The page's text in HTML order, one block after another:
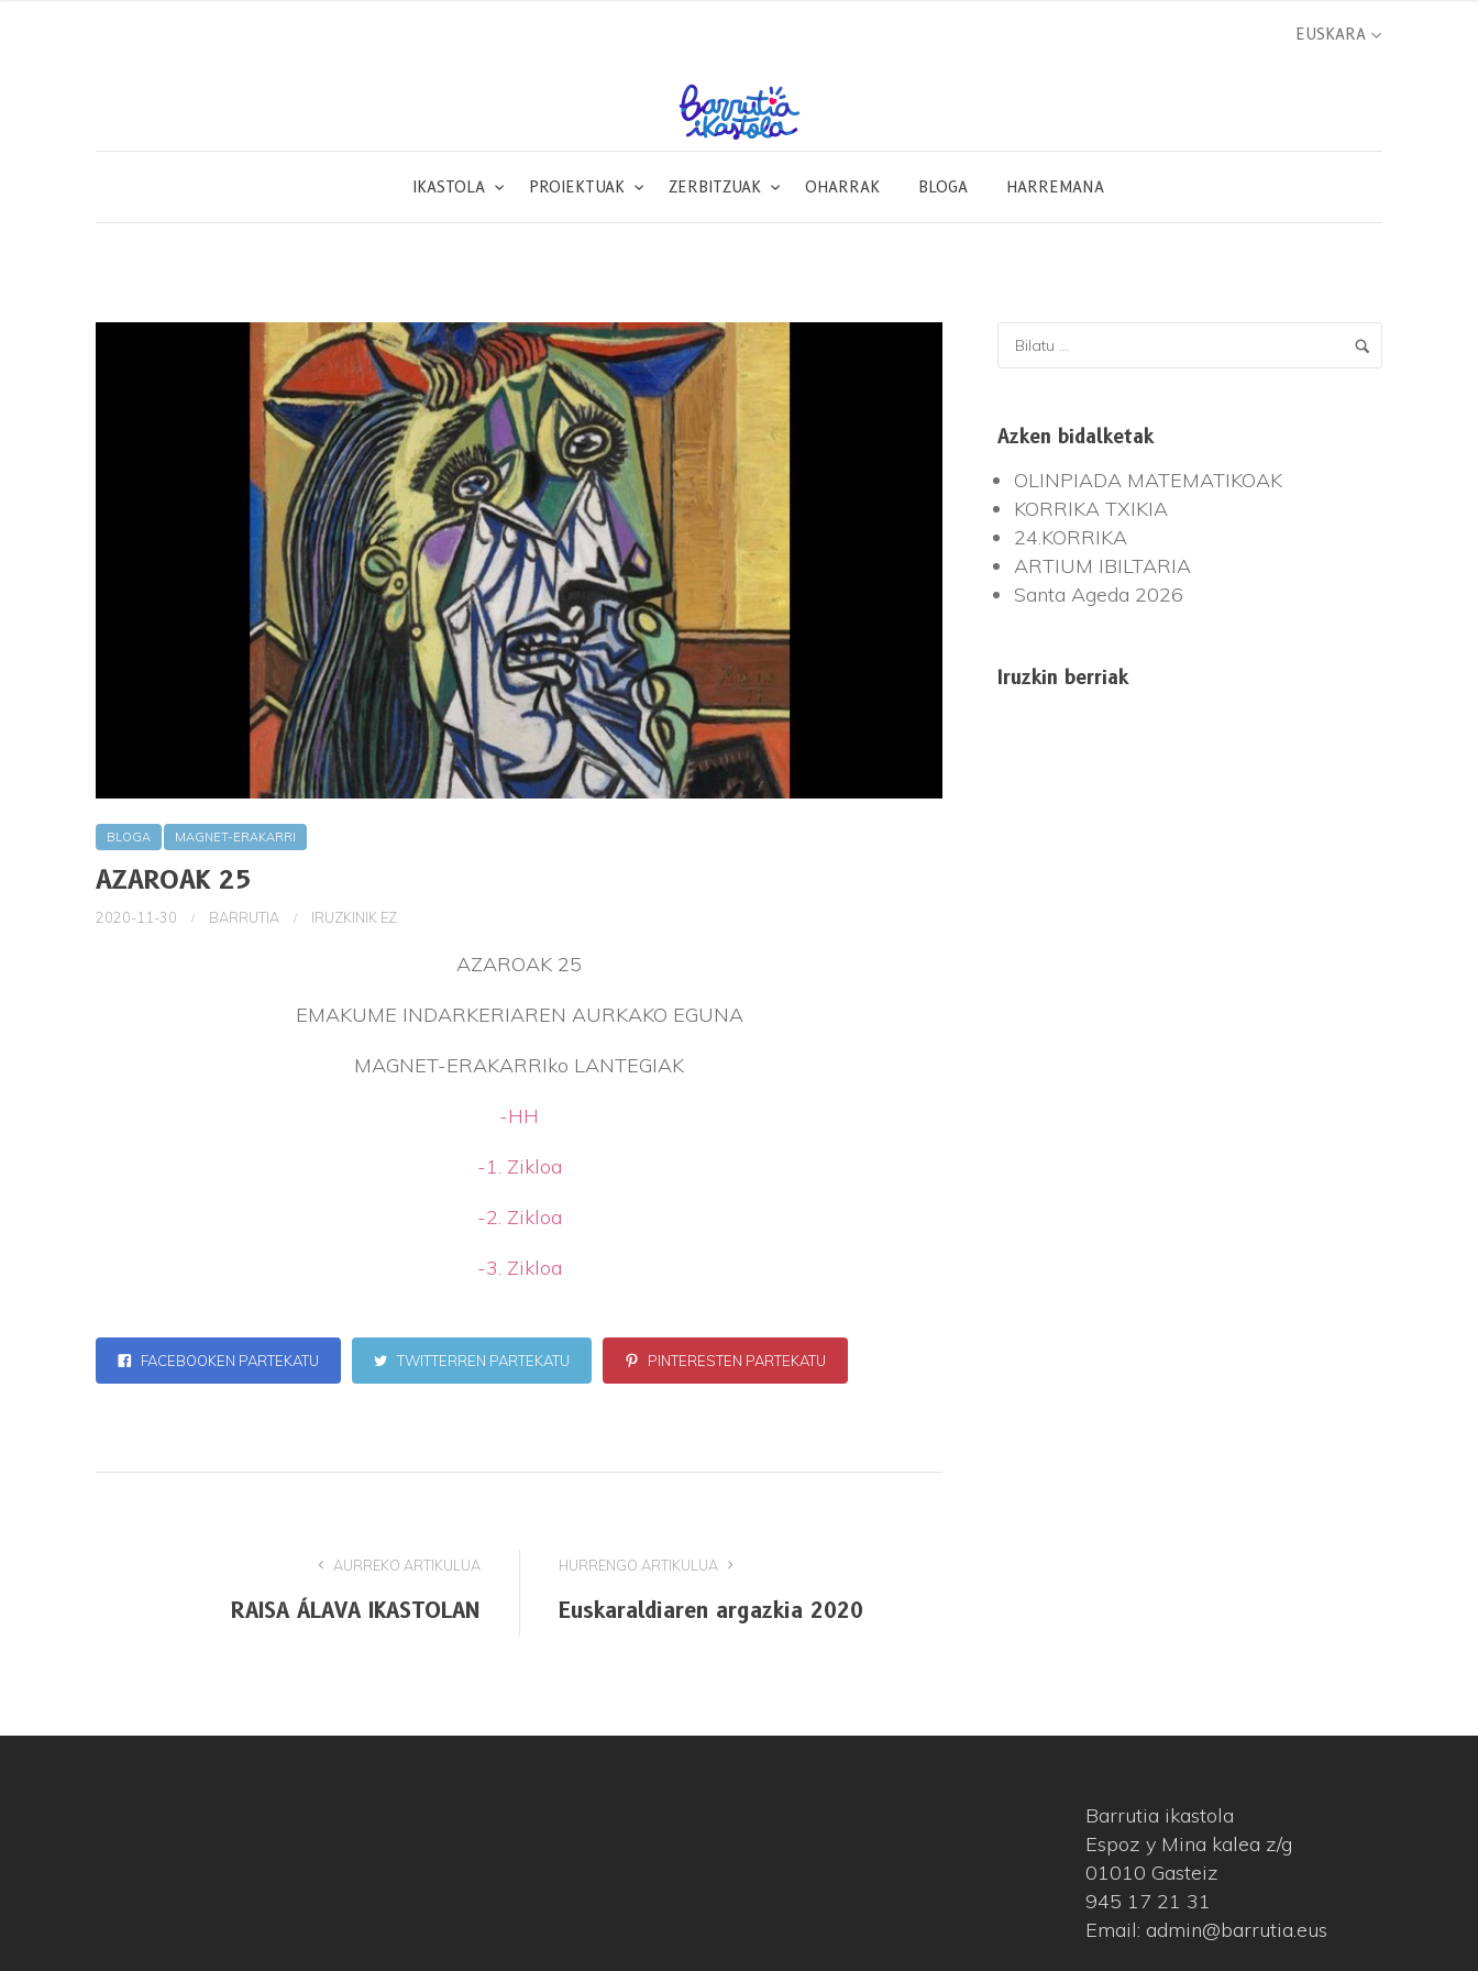
IKASTOLA PROIEKTUAK ZERBITZUAK OHARRAK BLOGA HARREMANA
BLOGA MAGNET-ERAKARRI
AZAROAK 25
2020-11-30 BARRUTIA IRUZKINIK EZ
AZAROAK 25
EMAKUME INDARKERIAREN AURKAKO EGUNA
MAGNET-ERAKARRIko LANTEGIAK
-HH
-1. Zikloa
-2. Zikloa
-3. Zikloa
FACEBOOKEN PARTEKATU TWITTERREN PARTEKATU PINTERESTEN PARTEKATU
AURREKO ARTIKULUA
RAISA ÁLAVA IKASTOLAN
HURRENGO ARTIKULUA
Euskaraldiaren argazkia 2020
Azken bidalketak
OLINPIADA MATEMATIKOAK
KORRIKA TXIKIA
24.KORRIKA
ARTIUM IBILTARIA
Santa Ageda 2026
Iruzkin berriak
Barrutia ikastola
Espoz y Mina kalea z/g
01010 Gasteiz
945 17 21 31
Email: admin@barrutia.eus